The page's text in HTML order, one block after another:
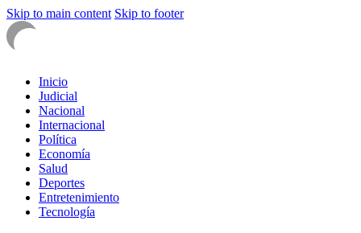
Skip to main content Skip to footer
Inicio
Judicial
Nacional
Internacional
Política
Economía
Salud
Deportes
Entretenimiento
Tecnología